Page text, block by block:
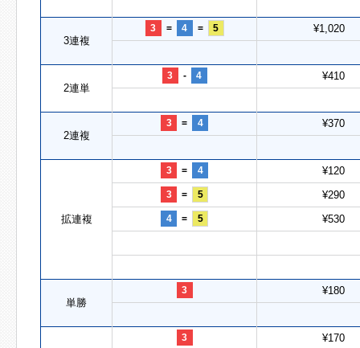
3連複
3 = 4 = 5 ¥1,020
2連単
3 - 4 ¥410
2連複
3 = 4 ¥370
拡連複
3 = 4 ¥120
3 = 5 ¥290
4 = 5 ¥530
単勝
3 ¥180
3 ¥170